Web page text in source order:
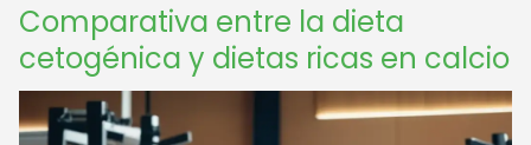
Comparativa entre la dieta
cetogénica y dietas ricas en calcio